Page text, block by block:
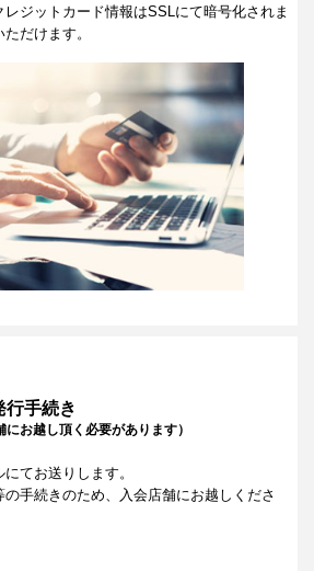
ジットカード情報はSSLにて暗号化されま
だけます。
行手続き
にお越し頂く必要があります）
てお送りします。
手続きのため、入会店舗にお越しくださ